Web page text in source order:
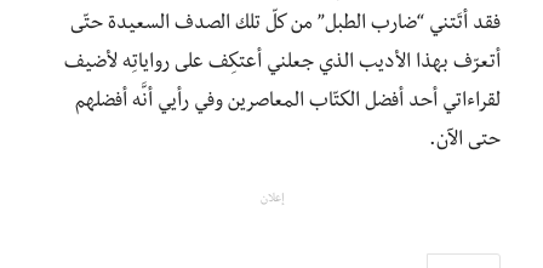
فقد أتَتني “ضارب الطبل” من كلّ تلك الصدف السعيدة حتّى
أتعرّف بهذا الأديب الذي جعلني أعتكِف على رواياتِه لأضيف
لقراءاتي أحد أفضل الكتّاب المعاصرين وفي رأيي أنَّه أفضلهم
حتى الآن.
إعلان